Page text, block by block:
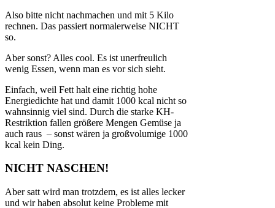
Also bitte nicht nachmachen und mit 5 Kilo
rechnen. Das passiert normalerweise NICHT
so.
Aber sonst? Alles cool. Es ist unerfreulich
wenig Essen, wenn man es vor sich sieht.
Einfach, weil Fett halt eine richtig hohe
Energiedichte hat und damit 1000 kcal nicht so
wahnsinnig viel sind. Durch die starke KH-
Restriktion fallen größere Mengen Gemüse ja
auch raus – sonst wären ja großvolumige 1000
kcal kein Ding.
NICHT NASCHEN!
Aber satt wird man trotzdem, es ist alles lecker
und wir haben absolut keine Probleme mit